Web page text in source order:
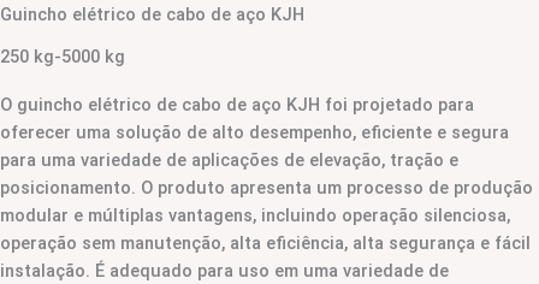
Guincho elétrico de cabo de aço KJH
250 kg-5000 kg
O guincho elétrico de cabo de aço KJH foi projetado para
oferecer uma solução de alto desempenho, eficiente e segura
para uma variedade de aplicações de elevação, tração e
posicionamento. O produto apresenta um processo de produção
modular e múltiplas vantagens, incluindo operação silenciosa,
operação sem manutenção, alta eficiência, alta segurança e fácil
instalação. É adequado para uso em uma variedade de